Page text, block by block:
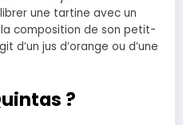
une tartine avec un
composition de son petit-
d’un jus d’orange ou d’une
?